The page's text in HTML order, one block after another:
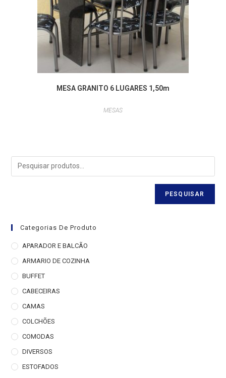
MESA GRANITO 6 LUGARES 1,50m
MESAS
PESQUISAR
Categorias De Produto
APARADOR E BALCÃO
ARMARIO DE COZINHA
BUFFET
CABECEIRAS
CAMAS
COLCHÕES
COMODAS
DIVERSOS
ESTOFADOS